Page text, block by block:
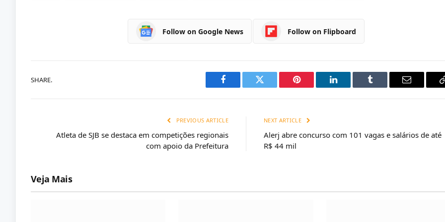
Follow on Google News Follow on Flipboard
SHARE.
Facebook Twitter Pinterest LinkedIn Tumblr Email
PREVIOUS ARTICLE
Atleta de SJB se destaca em competições regionais
com apoio da Prefeitura
NEXT ARTICLE
Alerj abre concurso com 101 vagas e salários de até
R$ 44 mil
Veja Mais